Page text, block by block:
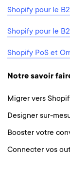
Shopify pour le
Shopify pour le
Shopify PoS et
Notre savoir
Migrer vers
Designer sur-
Booster votre
Connecter vos